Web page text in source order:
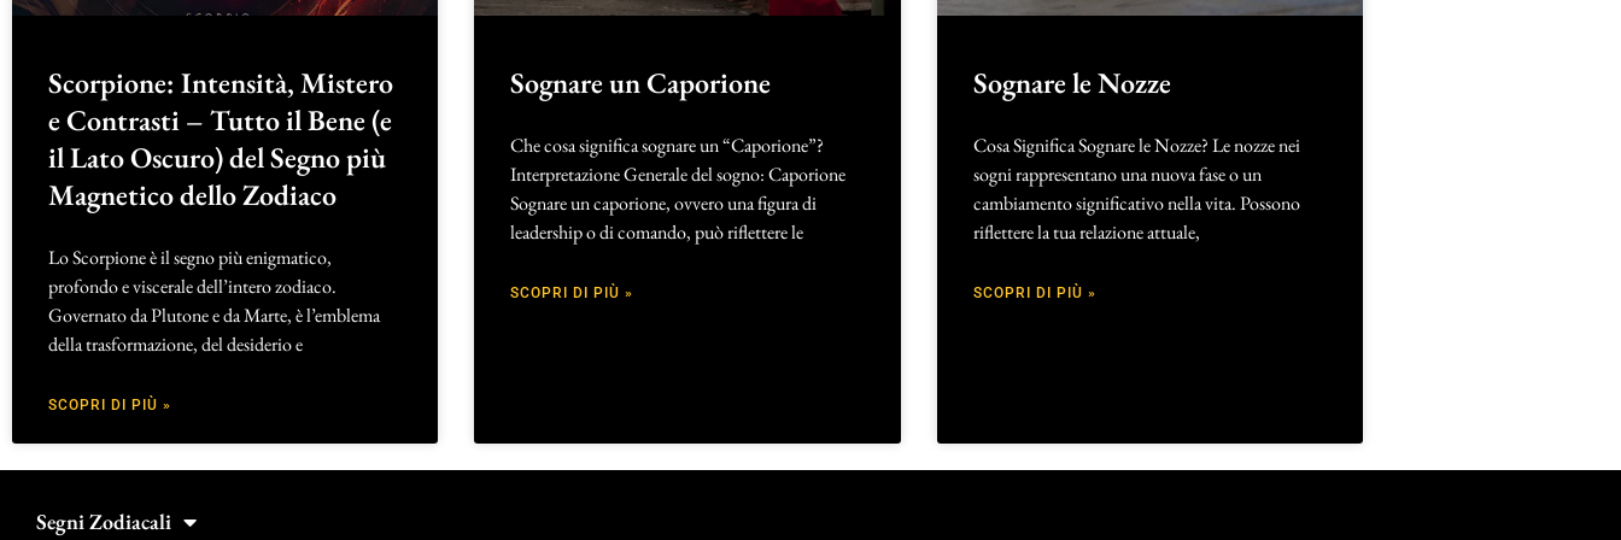
Scorpione: Intensità, Mistero
e Contrasti – Tutto il Bene (e
il Lato Oscuro) del Segno più
Magnetico dello Zodiaco
Lo Scorpione è il segno più enigmatico,
profondo e viscerale dell’intero zodiaco.
Governato da Plutone e da Marte, è l’emblema
della trasformazione, del desiderio e
SCOPRI DI PIÙ »
Sognare un Caporione
Che cosa significa sognare un “Caporione”?
Interpretazione Generale del sogno: Caporione
Sognare un caporione, ovvero una figura di
leadership o di comando, può riflettere le
SCOPRI DI PIÙ »
Sognare le Nozze
Cosa Significa Sognare le Nozze? Le nozze nei
sogni rappresentano una nuova fase o un
cambiamento significativo nella vita. Possono
riflettere la tua relazione attuale,
SCOPRI DI PIÙ »
Segni Zodiacali